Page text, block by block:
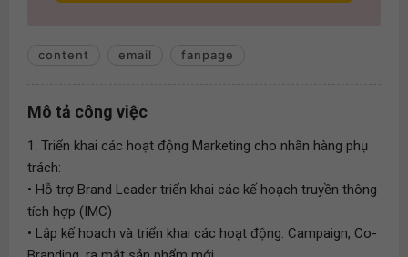
content email fanpage
Mô tả công việc
1. Triển khai các hoạt động Marketing cho nhãn hàng phụ
trách:
• Hỗ trợ Brand Leader triển khai các kế hoạch truyền thông
tích hợp (IMC)
• Lập kế hoạch và triển khai các hoạt động: Campaign, Co-